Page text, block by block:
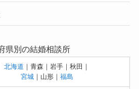
県別の結婚相談所
北海道 ｜青森｜岩手｜秋田｜
宮城｜山形｜ 福島